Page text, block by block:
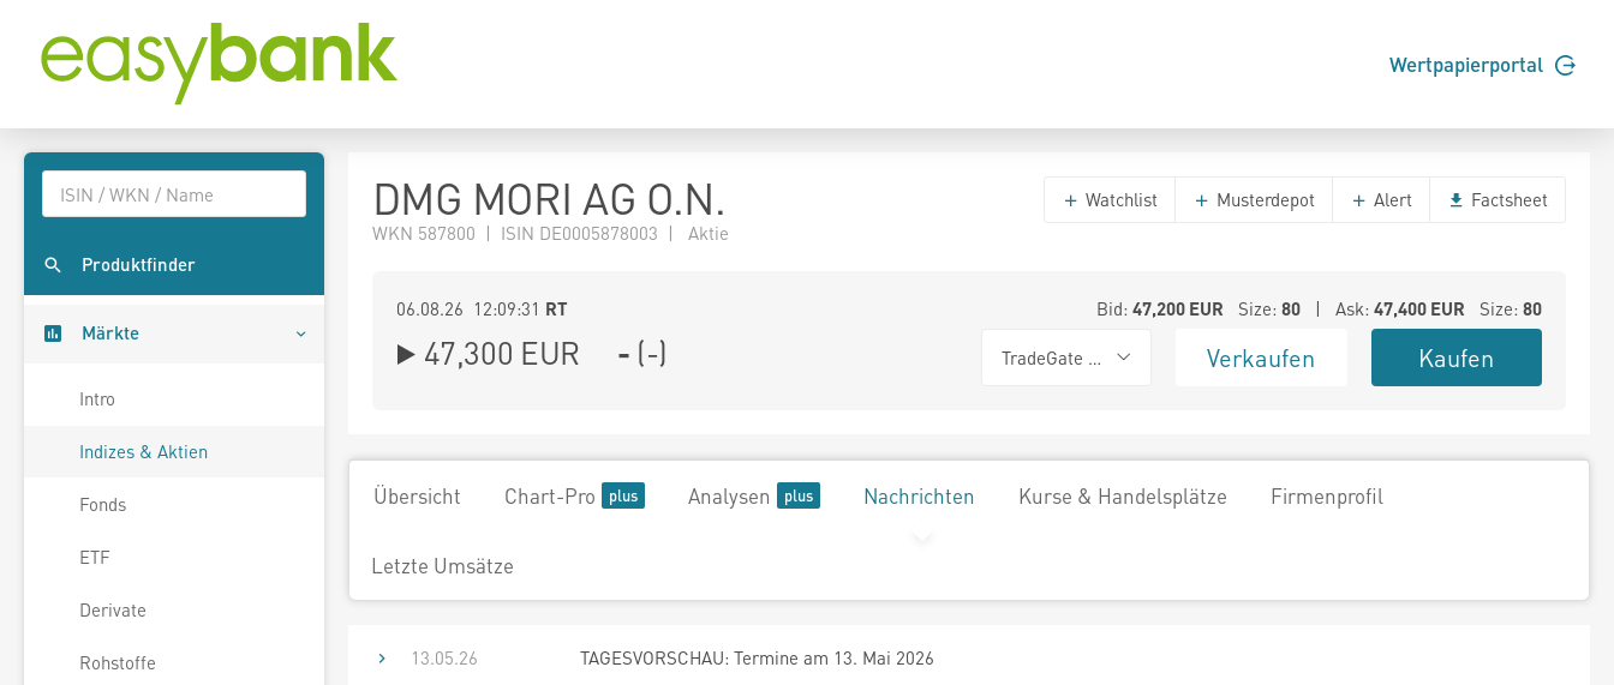
Wertpapierportal
Produktfinder
Märkte
Intro
Indizes & Aktien
Fonds
ETF
Derivate
Rohstoffe
DMG MORI AG O.N.
WKN 587800 | ISIN DE0005878003 | Aktie
Watchlist Musterdepot Alert Factsheet
06.08.26 12:09:31 RT Bid: 47,200EUR Size: 80| Ask: 47,400EUR Size: 80
47,300 EUR - (-) TradeGate BSX Verkaufen Kaufen
Übersicht Chart-Pro Analysen Nachrichten Kurse & Handelsplätze Firmenprofil
Letzte Umsätze
13.05.26
TAGESVORSCHAU: Termine am 13. Mai 2026